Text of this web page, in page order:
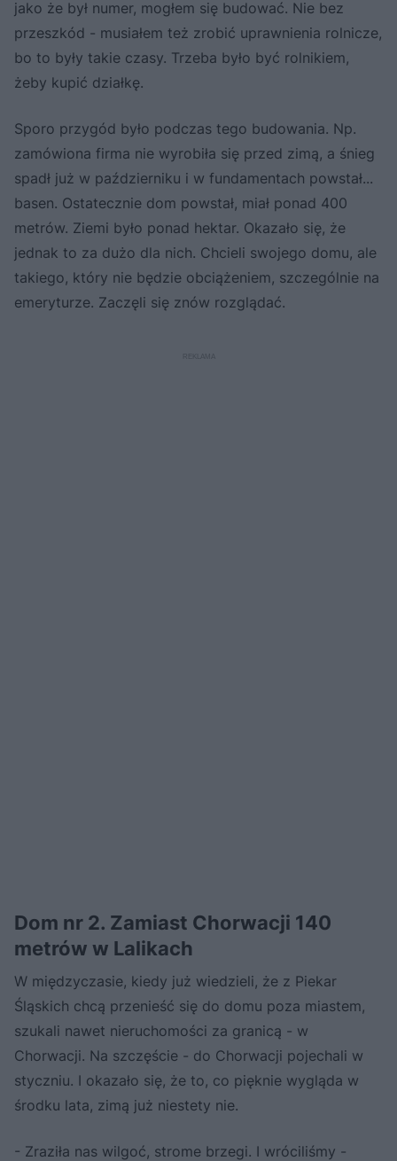
jako że był numer, mogłem się budować. Nie bez
przeszkód - musiałem też zrobić uprawnienia rolnicze,
bo to były takie czasy. Trzeba było być rolnikiem,
żeby kupić działkę.
Sporo przygód było podczas tego budowania. Np.
zamówiona firma nie wyrobiła się przed zimą, a śnieg
spadł już w październiku i w fundamentach powstał...
basen. Ostatecznie dom powstał, miał ponad 400
metrów. Ziemi było ponad hektar. Okazało się, że
jednak to za dużo dla nich. Chcieli swojego domu, ale
takiego, który nie będzie obciążeniem, szczególnie na
emeryturze. Zaczęli się znów rozglądać.
Dom nr 2. Zamiast Chorwacji 140
metrów w Lalikach
W międzyczasie, kiedy już wiedzieli, że z Piekar
Śląskich chcą przenieść się do domu poza miastem,
szukali nawet nieruchomości za granicą - w
Chorwacji. Na szczęście - do Chorwacji pojechali w
styczniu. I okazało się, że to, co pięknie wygląda w
środku lata, zimą już niestety nie.
- Zraziła nas wilgoć, strome brzegi. I wróciliśmy -